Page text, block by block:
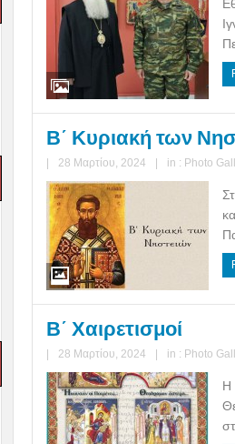
Β΄ Κυριακή των
28 Μαρτίου, 2024 in : Photo
Β΄ Χαιρετισμοί
28 Μαρτίου, 2024 in : Photo
Η